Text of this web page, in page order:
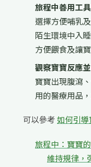
旅程中善用工
選擇方便哺乳
陌生環境中入
方便餵食及讓
觀察寶寶反應
寶寶出現腹瀉
用的醫療用品
可以參考如何引
旅程中：寶寶
維持規律，